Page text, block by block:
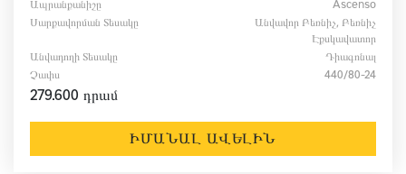
Ապրանքանիշը
Ascenso
Սարքավորման Տեսակը
Անվավոր Բեռնիչ, Բեռնիչ
Էքսկավատոր
Անվադողի Տեսակը
Դիագոնալ
Չափս
440/80-24
279.600 դրամ
ԻՄԱՆԱԼ ԱՎԵԼԻՆ